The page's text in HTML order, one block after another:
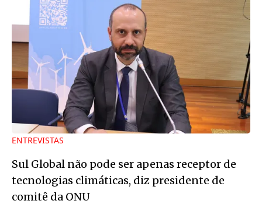
ENTREVISTAS
Sul Global não pode ser apenas receptor de
tecnologias climáticas, diz presidente de
comitê da ONU